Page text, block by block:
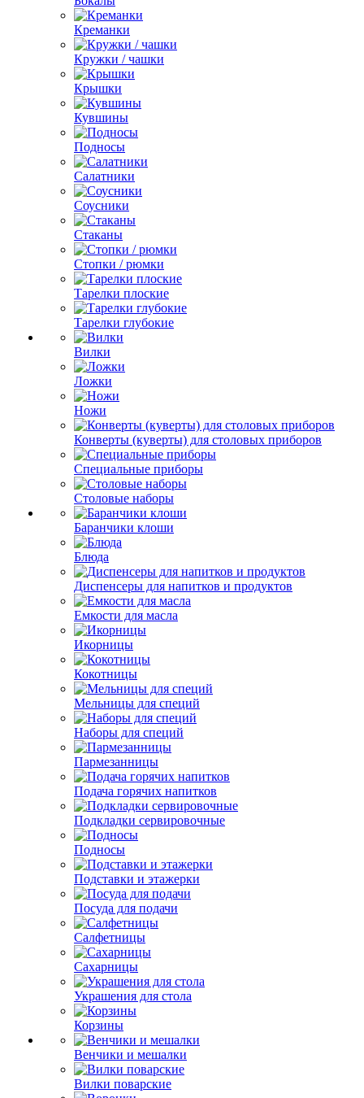
Креманки
Кружки / чашки
Крышки
Кувшины
Подносы
Салатники
Соусники
Стаканы
Стопки / рюмки
Тарелки плоские
Тарелки глубокие
Вилки
Ложки
Ножи
Конверты (куверты) для столовых приборов
Специальные приборы
Столовые наборы
Баранчики клоши
Блюда
Диспенсеры для напитков и продуктов
Емкости для масла
Икорницы
Кокотницы
Мельницы для специй
Наборы для специй
Пармезанницы
Подача горячих напитков
Подкладки сервировочные
Подносы
Подставки и этажерки
Посуда для подачи
Салфетницы
Сахарницы
Украшения для стола
Корзины
Венчики и мешалки
Вилки поварские